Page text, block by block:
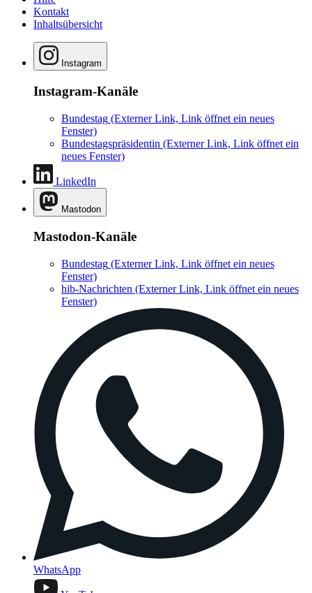
Kontakt
Inhaltsübersicht
Instagram
Instagram-Kanäle
Bundestag (Externer Link, Link öffnet ein neues
Fenster)
Bundestagspräsidentin (Externer Link, Link öffnet ein
neues Fenster)
LinkedIn
Mastodon
Mastodon-Kanäle
Bundestag (Externer Link, Link öffnet ein neues
Fenster)
hib-Nachrichten (Externer Link, Link öffnet ein neues
Fenster)
WhatsApp